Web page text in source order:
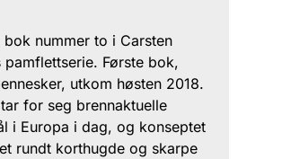
bok nummer to i Carsten
pamflettserie. Første bok,
utkom høsten 2018.
for seg brennaktuelle
i Europa i dag, og konseptet
rundt korthugde og skarpe